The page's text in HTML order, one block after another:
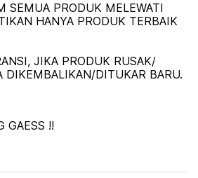
SEMUA PRODUK MELEWATI
HANYA PRODUK TERBAIK
JIKA PRODUK RUSAK/
DIKEMBALIKAN/DITUKAR BARU.
GAESS !!